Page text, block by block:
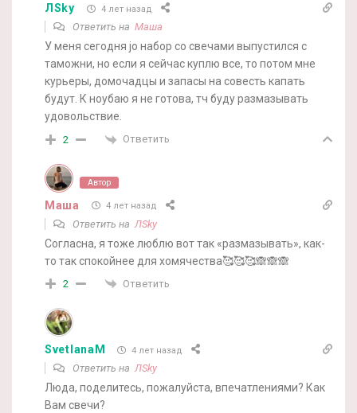
ЛSky 4 лет назад
Ответить на Маша
У меня сегодня jo набор со свечами выпустился с
таможни, но если я сейчас куплю все, то потом мне
курьеры, домочадцы и запасы на совесть капать
будут. К ноубаю я не готова, тч буду размазывать
удовольствие.
2 Ответить
Автор
Маша 4 лет назад
Ответить на ЛSky
Согласна, я тоже люблю вот так «размазывать», как-
то так спокойнее для хомячества🥰🥰🥰🙈🙈🙈
2 Ответить
SvetlanaM 4 лет назад
Ответить наЛSky
Люда, поделитесь, пожалуйста, впечатлениями? Как
Вам свечи?